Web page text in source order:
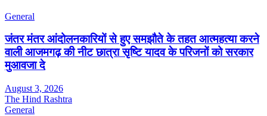
General
जंतर मंतर आंदोलनकारियों से हुए समझौते के तहत आत्महत्या करने
वाली आजमगढ़ की नीट छात्रा सृष्टि यादव के परिजनों को सरकार
मुआवजा दे
August 3, 2026
The Hind Rashtra
General